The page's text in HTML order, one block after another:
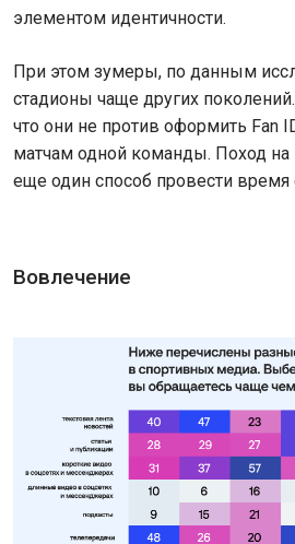
элементом идентичности.
При этом зумеры, по данным
стадионы чаще других
что они не против оформить Fan
матчам одной команды. Поход на
еще один способ провести время
Вовлечение